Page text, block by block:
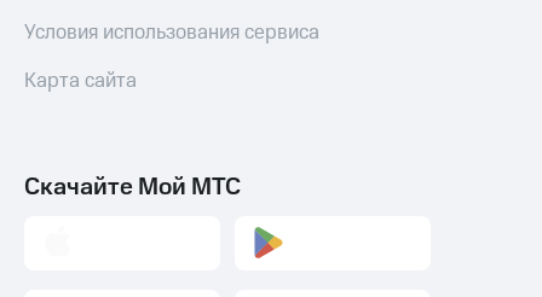
Условия использования сервиса
Карта сайта
Скачайте Мой МТС